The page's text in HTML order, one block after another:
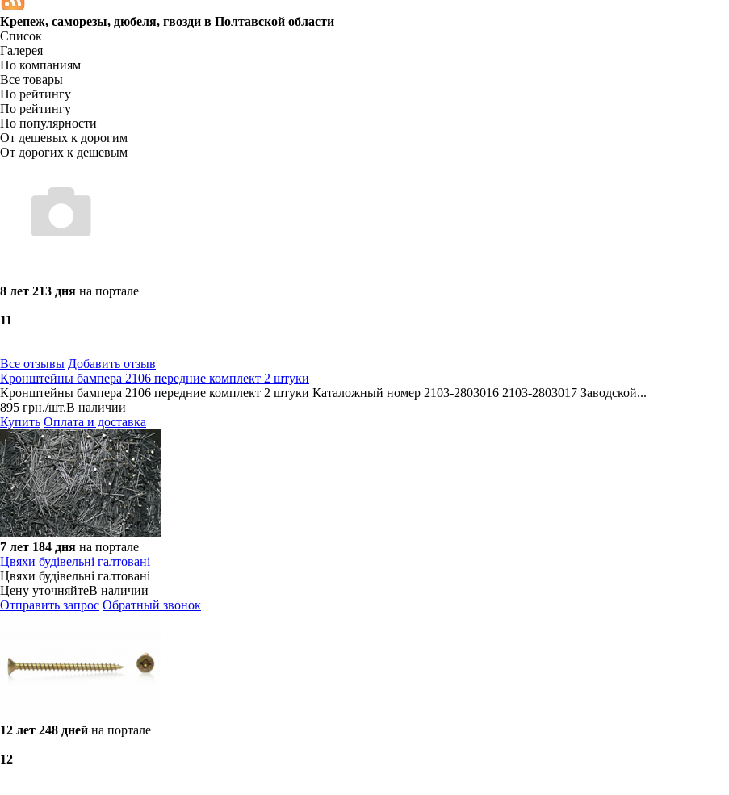
Крепеж, саморезы, дюбеля, гвозди в Полтавской области
Список
Галерея
По компаниям
Все товары
По рейтингу
По рейтингу
По популярности
От дешевых к дорогим
От дорогих к дешевым
8 лет 213 дня на портале
11
Все отзывы Добавить отзыв
Кронштейны бампера 2106 передние комплект 2 штуки
Кронштейны бампера 2106 передние комплект 2 штуки Каталожный номер 2103-2803016 2103-2803017 Заводской...
895 грн./шт.В наличии
Купить Оплата и доставка
7 лет 184 дня на портале
Цвяхи будівельні галтовані
Цвяхи будівельні галтовані
Цену уточняйтеВ наличии
Отправить запрос Обратный звонок
12 лет 248 дней на портале
12